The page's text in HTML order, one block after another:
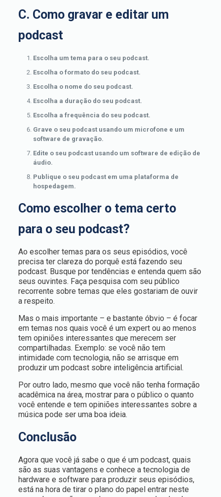
C. Como gravar e editar um
podcast
Escolha um tema para o seu podcast.
Escolha o formato do seu podcast.
Escolha o nome do seu podcast.
Escolha a duração do seu podcast.
Escolha a frequência do seu podcast.
Grave o seu podcast usando um microfone e um
software de gravação.
Edite o seu podcast usando um software de edição de
áudio.
Publique o seu podcast em uma plataforma de
hospedagem.
Como escolher o tema certo
para o seu podcast?
Ao escolher temas para os seus episódios, você
precisa ter clareza do porquê está fazendo seu
podcast. Busque por tendências e entenda quem são
seus ouvintes. Faça pesquisa com seu público
recorrente sobre temas que eles gostariam de ouvir
a respeito.
Mas o mais importante – e bastante óbvio – é focar
em temas nos quais você é um expert ou ao menos
tem opiniões interessantes que merecem ser
compartilhadas. Exemplo: se você não tem
intimidade com tecnologia, não se arrisque em
produzir um podcast sobre inteligência artificial.
Por outro lado, mesmo que você não tenha formação
acadêmica na área, mostrar para o público o quanto
você entende e tem opiniões interessantes sobre a
música pode ser uma boa ideia.
Conclusão
Agora que você já sabe o que é um podcast, quais
são as suas vantagens e conhece a tecnologia de
hardware e software para produzir seus episódios,
está na hora de tirar o plano do papel entrar neste